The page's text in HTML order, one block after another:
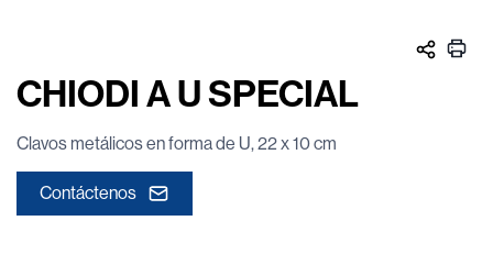
CHIODI A U SPECIAL
Clavos metálicos en forma de U, 22 x 10 cm
Contáctenos